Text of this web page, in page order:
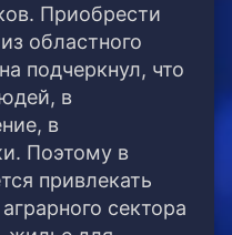
Приобрести
областного
подчеркнул, что
в
в
Поэтому в
привлекать
сектора